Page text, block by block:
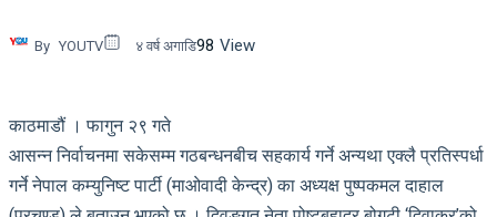
By YOUTV ४ वर्ष अगाडि98 View
काठमाडौं । फागुन २९ गते
आसन्न निर्वाचनमा सकेसम्म गठबन्धनबीच सहकार्य गर्ने अन्यथा एक्लै प्रतिस्पर्धा
गर्ने नेपाल कम्युनिष्ट पार्टी (माओवादी केन्द्र) का अध्यक्ष पुष्पकमल दाहाल